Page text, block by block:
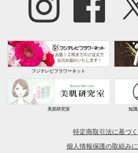
フジテレビフラワーネット
美肌研究室 知
特定商取引法に基づ
個人情報保護の取組み